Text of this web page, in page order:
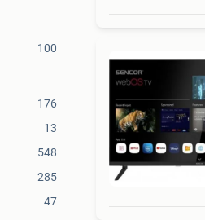
100
176
13
548
285
47